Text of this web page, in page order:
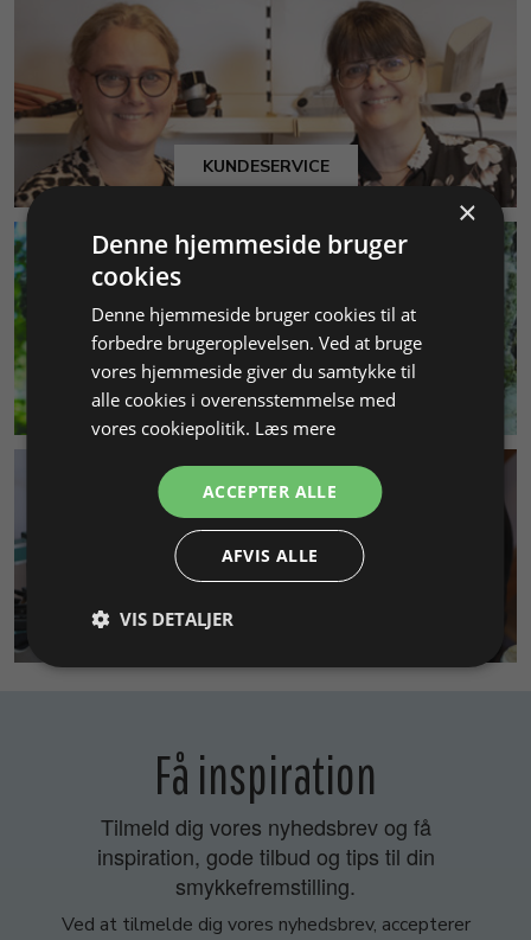
KUNDESERVICE
MILJØ & BÆREDYGTIGHED
SMYKKEKURSER
Få inspiration
Tilmeld dig vores nyhedsbrev og få
inspiration, gode tilbud og tips til din
smykkefremstilling.
Ved at tilmelde dig vores nyhedsbrev, accepterer
×
Denne hjemmeside bruger
cookies
Denne hjemmeside bruger cookies til at
forbedre brugeroplevelsen. Ved at bruge
vores hjemmeside giver du samtykke til
alle cookies i overensstemmelse med
vores cookiepolitik. Læs mere
ACCEPTER ALLE
AFVIS ALLE
VIS DETALJER